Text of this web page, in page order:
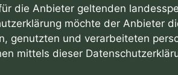
die Anbieter geltenden
möchte der Anbieter
genutzten und verarbeiteten
mittels dieser